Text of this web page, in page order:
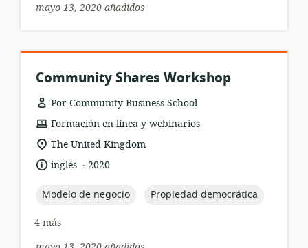
mayo 13, 2020 añadidos
Community Shares Workshop
Por Community Business School
formato
del
recurso:
Formación en línea y webinarios
ubicación
de
relevancia:
The United Kingdom
idioma:
inglés .
fecha
publicación:
2020
topic:
Modelo de negocio topic:
Propiedad democrática
4 más